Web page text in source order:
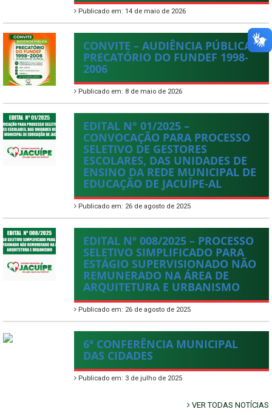
Publicado em: 14 de maio de 2026
CONVITE – AUDIÊNCIA PÚBLICA –
PRECATÓRIO DO FUNDEF 1998-
2006
Publicado em: 8 de maio de 2026
EDITAL N° 01/2025 –
CONVOCAÇÃO PARA PROCESSO
SELETIVO DE GESTORES
ESCOLARES, DAS UNIDADES DE
ENSINO DA REDE MUNICIPAL DE
EDUCAÇÃO DE JACUÍPE-AL
Publicado em: 26 de agosto de 2025
EDITAL Nº 008/2025 – PROCESSO
SELETIVO SIMPLIFICADO PARA
ESTÁGIO SUPERVISIONADO NÃO
REMUNERADO NA ÁREA DE
ARQUITETURA E URBANISMO
Publicado em: 26 de agosto de 2025
6ª CONFERÊNCIA MUNICIPAL
DAS CIDADES
Publicado em: 3 de julho de 2025
VER TODAS NOTÍCIAS